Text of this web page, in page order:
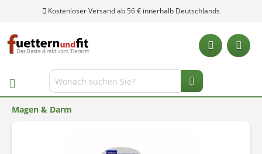
Kostenloser Versand ab 56 € innerhalb Deutschlands
Magen & Darm